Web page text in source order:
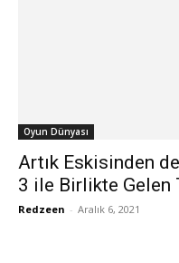
Oyun Dünyası
Artık Eskisinden
3 ile Birlikte Gelen
Redzeen - Aralık 6, 2021